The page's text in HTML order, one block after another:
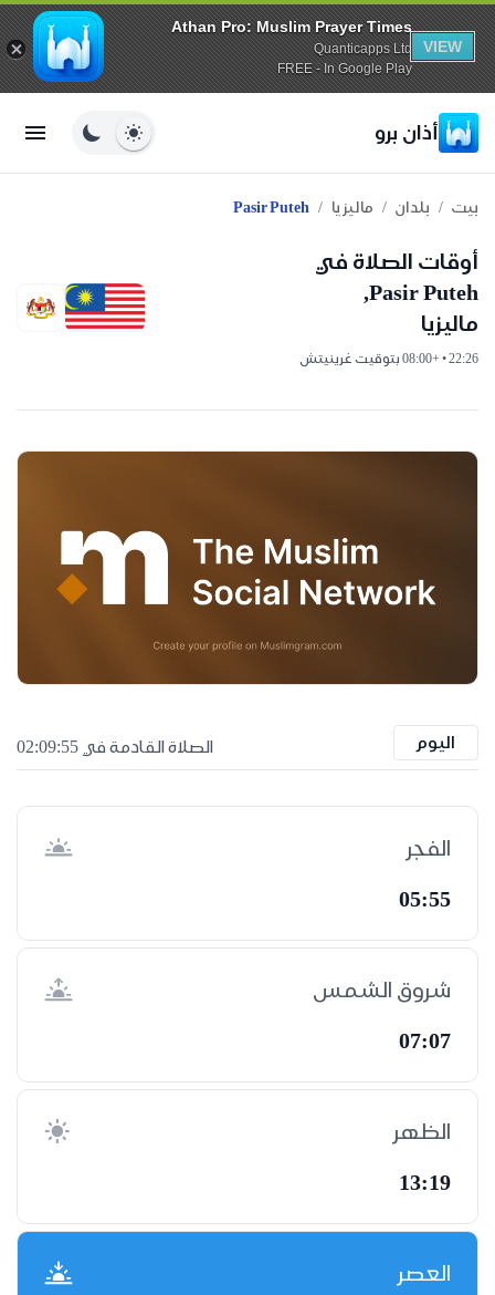
Athan Pro: Muslim Prayer Times
Quanticapps Ltd
FREE - In Google Play
VIEW
أذان برو
بيت / بلدان / ماليزيا /
Pasir Puteh
أوقات الصلاة في
Pasir Puteh,
ماليزيا
22:26 • +08:00 بتوقيت غرينيتش
اليوم الصلاة القادمة في 02:09:54
الفجر
05:55
شروق الشمس
07:07
الظهر
13:19
العصر